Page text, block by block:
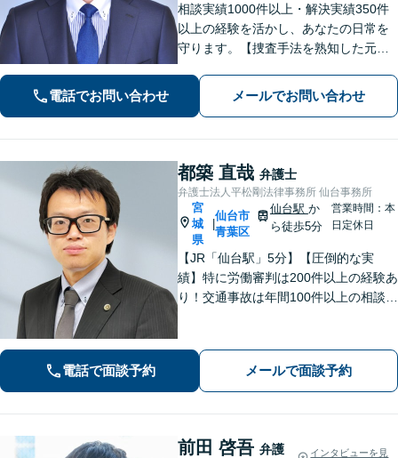
相談実績1000件以上・解決実績350件
以上の経験を活かし、あなたの日常を
守ります。【捜査手法を熟知した元警
通事故に特化】
電話でお問い合わせ メールでお問い合わせ
都築 直哉 弁護士
弁護士法人平松剛法律事務所 仙台事務所
宮
城
県
仙台市
青葉区
仙台駅 か
ら徒歩5分
営業時間：本
日定休日
【JR「仙台駅」5分】【圧倒的な実
績】特に労働審判は200件以上の経験あ
り！交通事故は年間100件以上の相談対
士資格あり】【中小企業診断士資格あ
り】【東北大学法学研究科助教も経
験】
電話で面談予約 メールで面談予約
前田 啓吾 弁護
インタビューを見